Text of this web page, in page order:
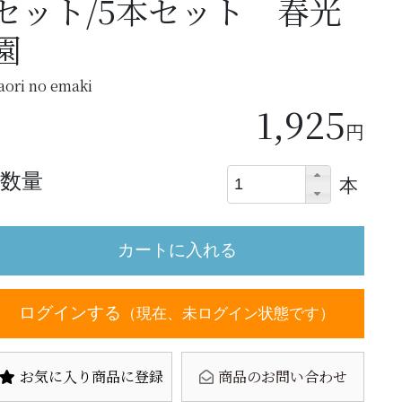
ット/5本セット 春光
no emaki
1,925円
数量 本
ログインする （現在、未ログイン状態です）
お気に入り商品に登録 商品のお問い合わせ